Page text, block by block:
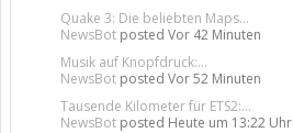
Quake 3: Die beliebten Maps...
NewsBot posted Vor 42 Minuten
Musik auf Knopfdruck:...
NewsBot posted Vor 52 Minuten
Tausende Kilometer für ETS2:...
NewsBot posted Heute um 13:22 Uhr